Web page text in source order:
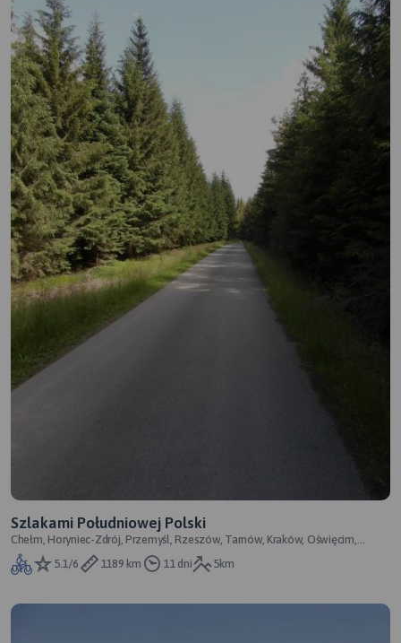
Szlakami Południowej Polski
Chełm, Horyniec-Zdrój, Przemyśl, Rzeszów, Tarnów, Kraków, Oświęcim,
Racibórz, Kędzierzyn-Koźle, Głuc
5.1/6
1189 km 11 dni 5km